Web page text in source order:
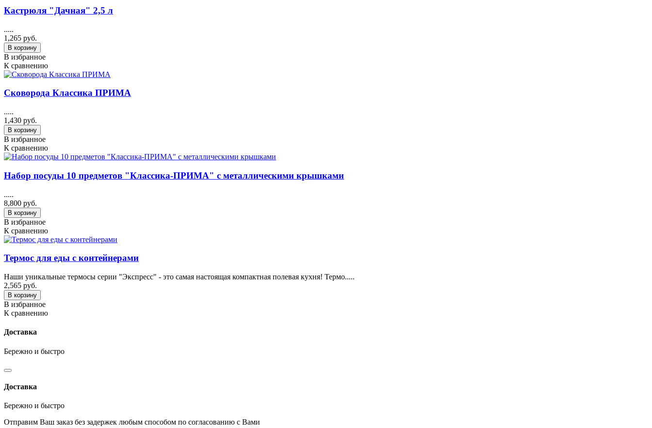
Кастрюля "Дачная" 2,5 л
.....
1,265 руб.
В корзину
В избранное
К сравнению
Сковорода Классика ПРИМА
.....
1,430 руб.
В корзину
В избранное
К сравнению
Набор посуды 10 предметов "Классика-ПРИМА" с металлическими крышками
.....
8,800 руб.
В корзину
В избранное
К сравнению
Термос для еды с контейнерами
Наши уникальные термосы серии "Экспресс" - это самая настоящая компактная полевая кухня! Термо.....
2,565 руб.
В корзину
В избранное
К сравнению
Доставка
Бережно и быстро
Доставка
Бережно и быстро
Отправим Ваш заказ без задержек любым способом по согласованию с Вами